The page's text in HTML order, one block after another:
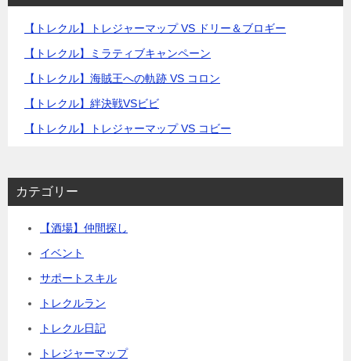
【トレクル】トレジャーマップ VS ドリー＆ブロギー
【トレクル】ミラティブキャンペーン
【トレクル】海賊王への軌跡 VS コロン
【トレクル】絆決戦VSビビ
【トレクル】トレジャーマップ VS コビー
カテゴリー
【酒場】仲間探し
イベント
サポートスキル
トレクルラン
トレクル日記
トレジャーマップ